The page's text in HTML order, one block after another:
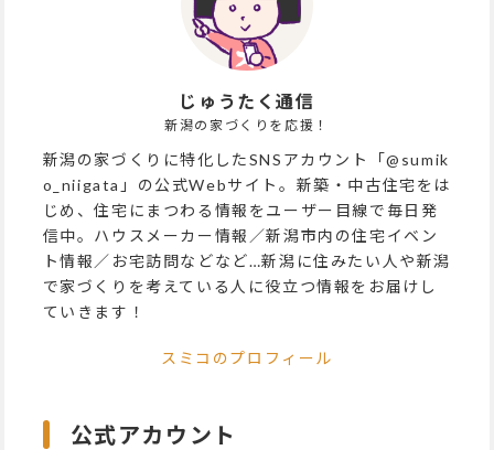
じゅうたく通信
新潟の家づくりを応援！
新潟の家づくりに特化したSNSアカウント「@sumik
o_niigata」の公式Webサイト。新築・中古住宅をは
じめ、住宅にまつわる情報をユーザー目線で毎日発
信中。ハウスメーカー情報／新潟市内の住宅イベン
ト情報／お宅訪問などなど…新潟に住みたい人や新潟
で家づくりを考えている人に役立つ情報をお届けし
ていきます！
スミコのプロフィール
公式アカウント